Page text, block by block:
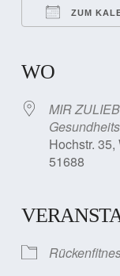
ZUM
WO
MIR
Hochstr.
51688